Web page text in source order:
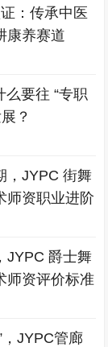
：传承中医
康养赛道
么要往 “专职
？
，JYPC 街舞
师资职业进阶
JYPC 爵士舞
师资评价标准
，JYPC管廊